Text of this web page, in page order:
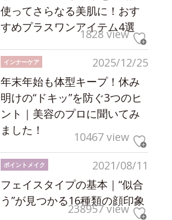
使ってさらなる美肌に！おす
すめプラスワンアイテム4選
1828 view
2025/12/25
インナーケア
年末年始も体型キープ！休み
明けの“ドキッ”を防ぐ3つのヒ
ント｜美容のプロに聞いてみ
ました！
10467 view
2021/08/11
ポイントメイク
フェイスタイプの基本｜“似合
う”が見つかる16種類の顔印象
238957 view